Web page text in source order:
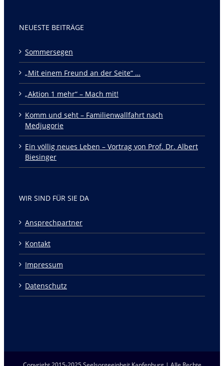
NEUESTE BEITRÄGE
Sommersegen
„Mit einem Freund an der Seite“ …
„Aktion 1 mehr“ – Mach mit!
Komm und seht – Familienwallfahrt nach
Medjugorie
Ein völlig neues Leben – Vortrag von Prof. Dr. Albert
Biesinger
WIR SIND FÜR SIE DA
Ansprechpartner
Kontakt
Impressum
Datenschutz